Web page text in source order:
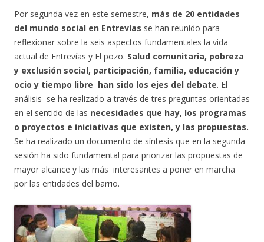
Por segunda vez en este semestre, más de 20 entidades
del mundo social en Entrevías se han reunido para
reflexionar sobre la seis aspectos fundamentales la vida
actual de Entrevías y El pozo. Salud comunitaria, pobreza
y exclusión social, participación, familia, educación y
ocio y tiempo libre han sido los ejes del debate. El
análisis se ha realizado a través de tres preguntas orientadas
en el sentido de las necesidades que hay, los programas
o proyectos e iniciativas que existen, y las propuestas.
Se ha realizado un documento de síntesis que en la segunda
sesión ha sido fundamental para priorizar las propuestas de
mayor alcance y las más interesantes a poner en marcha
por las entidades del barrio.